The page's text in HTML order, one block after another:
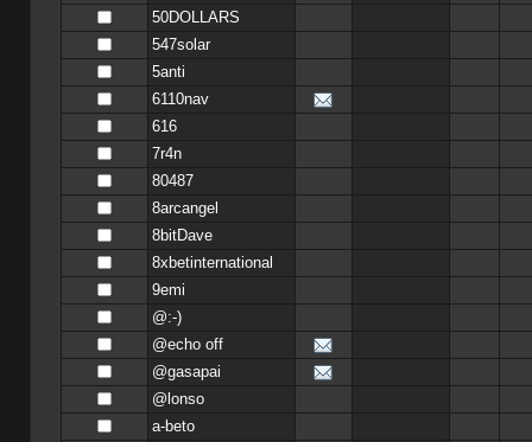
50DOLLARS
547solar
5anti
6110nav
616
7r4n
80487
8arcangel
8bitDave
8xbetinternational
9emi
@:-)
@echo off
@gasapai
@lonso
a-beto